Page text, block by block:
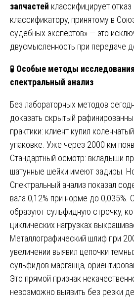
запчастей классифицирует отказ
классификатору, принятому в
судебных экспертов» — это
двусмысленность при передаче
🧪 Особые методы
спектральный анализ
Без лабораторных методов
доказать скрытый
практики: клиент купил
упаковке. Уже через 2000 км
Стандартный осмотр: вкладыши
шатунные шейки имеют задиры.
Спектральный анализ показал
вала 0,12% при норме до 0,035%.
образуют сульфидную строчку,
циклических нагрузках
Металлографический шлиф при
увеличении выявил цепочки
сульфидов марганца,
Это прямой признак
невозможно выявить без резки